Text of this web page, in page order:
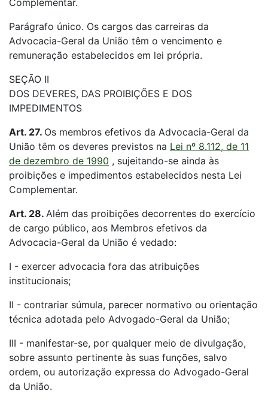
Complementar.
Parágrafo único. Os cargos das carreiras da
Advocacia-Geral da União têm o vencimento e
remuneração estabelecidos em lei própria.
SEÇÃO II
DOS DEVERES, DAS PROIBIÇÕES E DOS
IMPEDIMENTOS
Art. 27. Os membros efetivos da Advocacia-Geral da
União têm os deveres previstos na Lei nº 8.112, de 11
de dezembro de 1990 , sujeitando-se ainda às
proibições e impedimentos estabelecidos nesta Lei
Complementar.
Art. 28. Além das proibições decorrentes do exercício
de cargo público, aos Membros efetivos da
Advocacia-Geral da União é vedado:
I - exercer advocacia fora das atribuições
institucionais;
II - contrariar súmula, parecer normativo ou orientação
técnica adotada pelo Advogado-Geral da União;
III - manifestar-se, por qualquer meio de divulgação,
sobre assunto pertinente às suas funções, salvo
ordem, ou autorização expressa do Advogado-Geral
da União.